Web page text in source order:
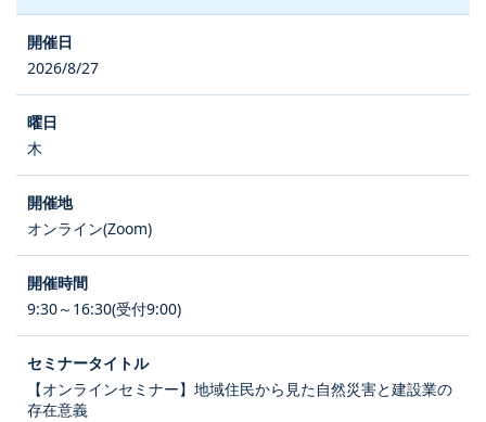
2026/8/27
木
オンライン(Zoom)
9:30～16:30(受付9:00)
【オンラインセミナー】地域住民から見た自然災害と建設業の
存在意義